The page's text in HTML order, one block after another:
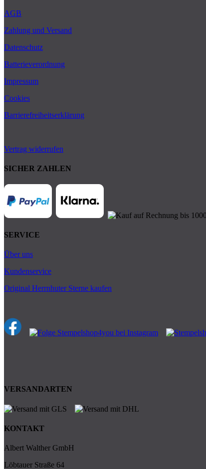
AGB
Zahlung und Versand
Datenschutz
Batterieverordnung
Impressum
Cookies
Barrierefreiheitserklärung
Vertrag widerrufen
SICHER ZAHLEN
SERVICE
Über uns
Kundenservice
Original Herrnhuter Sterne kaufen
VERSANDARTEN
KONTAKT
Albert Walther GmbH
Löbtauer Straße 64